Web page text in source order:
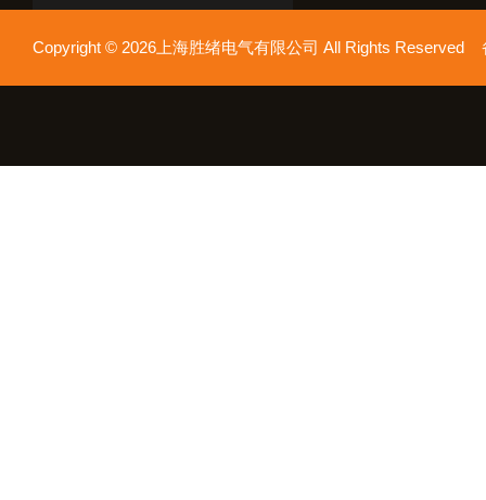
Copyright © 2026上海胜绪电气有限公司 All Rights Reserved